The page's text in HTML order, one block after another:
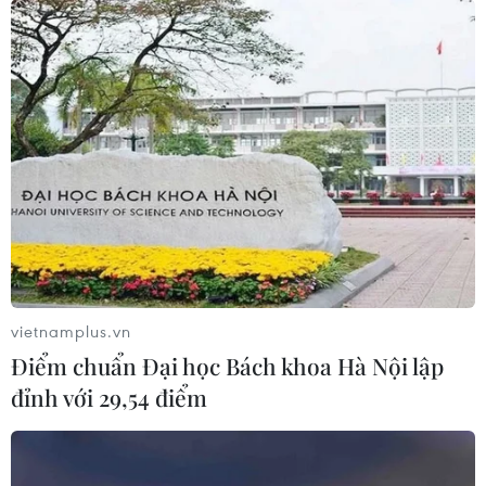
Thái Lan-Myanmar thúc đẩy hợp tác
kinh tế và công nghệ vũ trụ
06/08/2026 13:35
Việt Nam-Thái Lan nhất trí thúc đẩy
triển khai thực chất Chiến lược "Ba
06/08/2026 13:24
vietnamplus.vn
Điểm chuẩn Đại học Bách khoa Hà Nội lập
đỉnh với 29,54 điểm